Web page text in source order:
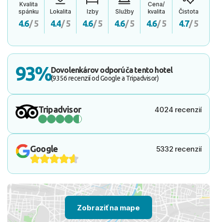
Kvalita
spánku
4.6/ 5
Lokalita
4.4/ 5
Izby
4.6/ 5
Služby
4.6/ 5
Cena/
kvalita
4.6/ 5
Čistota
4.7/ 5
93%Dovolenkárov odporúča tento hotel
(9356 recenzií od Google a Tripadvisor)
Tripadvisor 4024 recenzií
Google 5332 recenzií
Zobraziť na mape